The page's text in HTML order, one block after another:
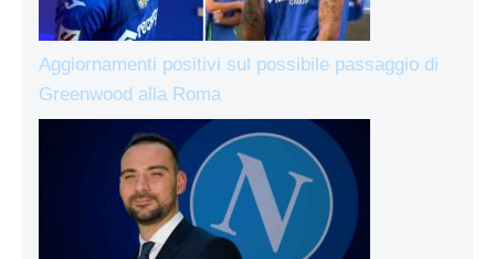
Aggiornamenti positivi sul possibile passaggio di
Greenwood alla Roma